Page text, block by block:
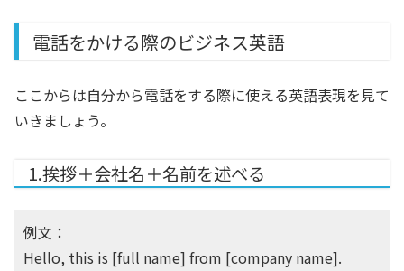
電話をかける際のビジネス英語
ここからは自分から電話をする際に使える英語表現を見て
いきましょう。
1.挨拶＋会社名＋名前を述べる
例文：
Hello, this is [full name] from [company name].